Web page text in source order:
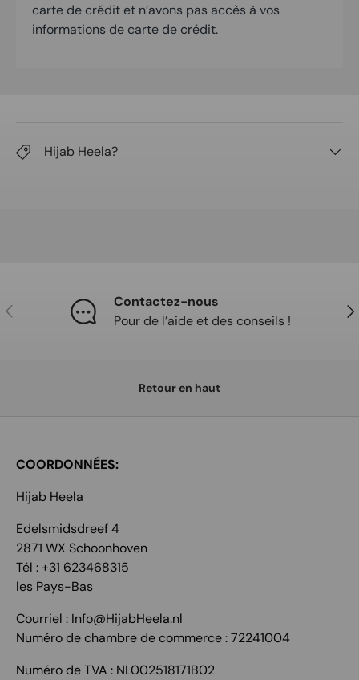
carte de crédit et n’avons pas accès à vos
informations de carte de crédit.
Hijab Heela?
Précédent
Contactez-nous
Pour de l’aide et des conseils !
Retour en haut
COORDONNÉES:
Hijab Heela
Edelsmidsdreef 4
2871 WX Schoonhoven
Tél : +31 623468315
les Pays-Bas
Courriel : Info@HijabHeela.nl
Numéro de chambre de commerce : 72241004
Numéro de TVA : NL002518171B02